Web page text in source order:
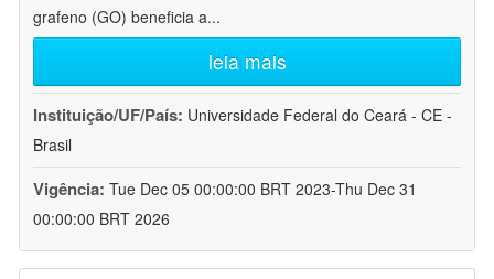
grafeno (GO) beneficia a...
leia mais
Instituição/UF/País: Universidade Federal do Ceará - CE -
Brasil
Vigência: Tue Dec 05 00:00:00 BRT 2023-Thu Dec 31
00:00:00 BRT 2026